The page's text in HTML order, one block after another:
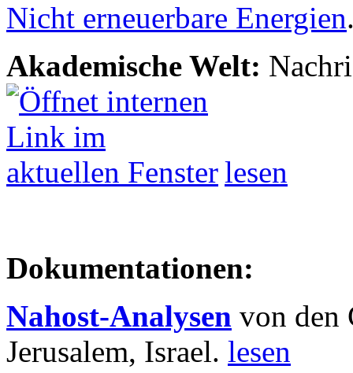
Nicht erneuerbare Energien
Akademische Welt:
lesen
Dokumentationen:
Nahost-Analysen von den
Jerusalem, Israel. lesen